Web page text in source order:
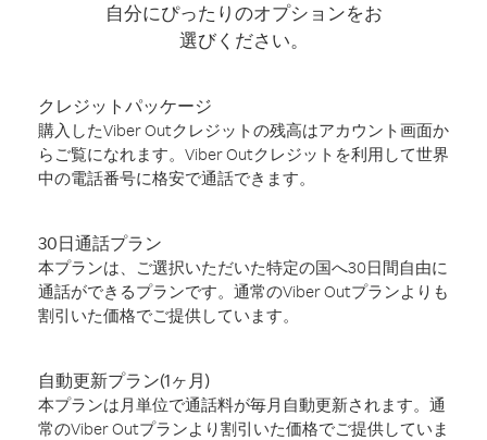
自分にぴったりのオプションをお
選びください。
クレジットパッケージ
購入したViber Outクレジットの残高はアカウント画面か
らご覧になれます。Viber Outクレジットを利用して世界
中の電話番号に格安で通話できます。
30日通話プラン
本プランは、ご選択いただいた特定の国へ30日間自由に
通話ができるプランです。通常のViber Outプランよりも
割引いた価格でご提供しています。
自動更新プラン(1ヶ月)
本プランは月単位で通話料が毎月自動更新されます。通
常のViber Outプランより割引いた価格でご提供していま